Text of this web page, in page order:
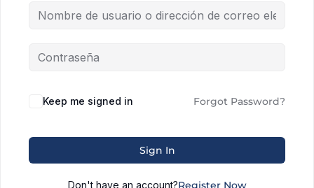
Alternative:
Keep me signed in Forgot Password?
Sign In
Don't have an account?Register Now